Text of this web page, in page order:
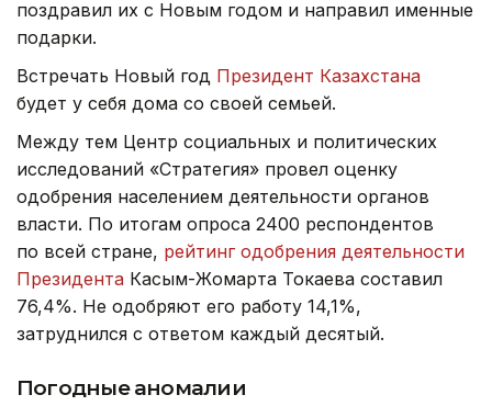
поздравил их с Новым годом и направил именные
подарки.
Встречать Новый год Президент Казахстана
будет у себя дома со своей семьей.
Между тем Центр социальных и политических
исследований «Стратегия» провел оценку
одобрения населением деятельности органов
власти. По итогам опроса 2400 респондентов
по всей стране, рейтинг одобрения деятельности
Президента Касым-Жомарта Токаева составил
76,4%. Не одобряют его работу 14,1%,
затруднился с ответом каждый десятый.
Погодные аномалии